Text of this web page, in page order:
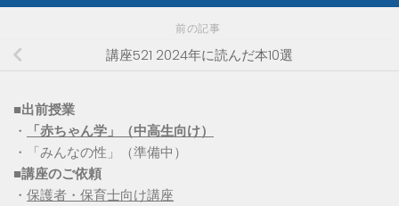
前の記事
講座521 2024年に読んだ本10選
■出前授業
・
「赤ちゃん学」（中高生向け）
・「みんなの性」（準備中）
■講座のご依頼
・ 保護者・保育士向け講座